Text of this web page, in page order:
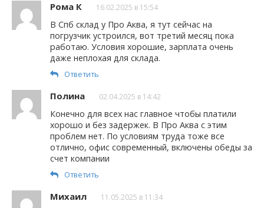
Рома К 16.02.2025 в 15:54
В Спб склад у Про Аква, я тут сейчас на
погрузчик устроился, вот третий месяц пока
работаю. Условия хорошие, зарплата очень
даже неплохая для склада.
Ответить
Полина 02.04.2025 в 14:42
Конечно для всех нас главное чтобы платили
хорошо и без задержек. В Про Аква с этим
проблем нет. По условиям труда тоже все
отлично, офис современный, включены обеды за
счет компании
Ответить
Михаил 11.05.2025 в 11:34